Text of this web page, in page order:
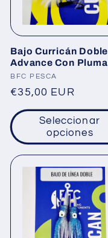
Bajo Curricán Doble
Advance Con Pluma
Proveedor:
BFC PESCA
Precio
habitual
€35,00 EUR
Seleccionar
opciones